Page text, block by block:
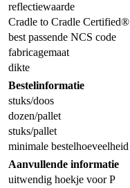
reflectiewaarde
Cradle to Cradle Certified®
best passende NCS code
fabricagemaat
dikte
Bestelinformatie
stuks/doos
dozen/pallet
stuks/pallet
minimale bestelhoeveelheid
Aanvullende informatie
uitwendig hoekje voor P